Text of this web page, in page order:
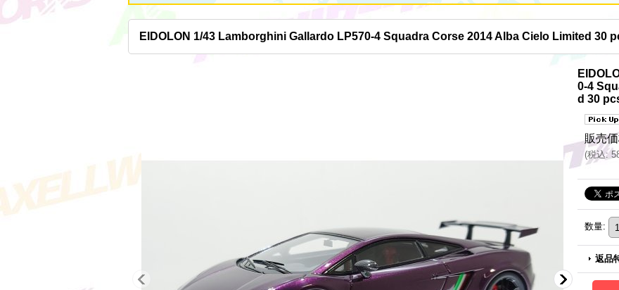
EIDOLON 1/43 Lamborghini Gallardo LP570-4 Squadra Corse 2014 Alba Cielo Limited 30
0-4
d 30
販売
(税込:
数量:
返品